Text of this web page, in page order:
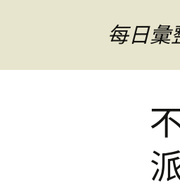
陳樂融大事記
陳樂融舞台劇
作品演出紀錄
媒體專訪精選
每日彙